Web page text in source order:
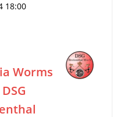
18:00
Worms
DSG